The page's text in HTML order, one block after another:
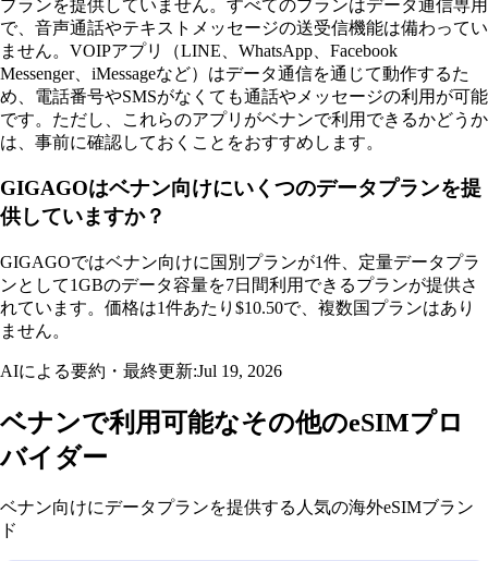
プランを提供していません。すべてのプランはデータ通信専用
で、音声通話やテキストメッセージの送受信機能は備わってい
ません。VOIPアプリ（LINE、WhatsApp、Facebook
Messenger、iMessageなど）はデータ通信を通じて動作するた
め、電話番号やSMSがなくても通話やメッセージの利用が可能
です。ただし、これらのアプリがベナンで利用できるかどうか
は、事前に確認しておくことをおすすめします。
GIGAGOはベナン向けにいくつのデータプランを提
供していますか？
GIGAGOではベナン向けに国別プランが1件、定量データプラ
ンとして1GBのデータ容量を7日間利用できるプランが提供さ
れています。価格は1件あたり$10.50で、複数国プランはあり
ません。
AIによる要約・最終更新:Jul 19, 2026
ベナンで利用可能なその他のeSIMプロ
バイダー
ベナン向けにデータプランを提供する人気の海外eSIMブラン
ド